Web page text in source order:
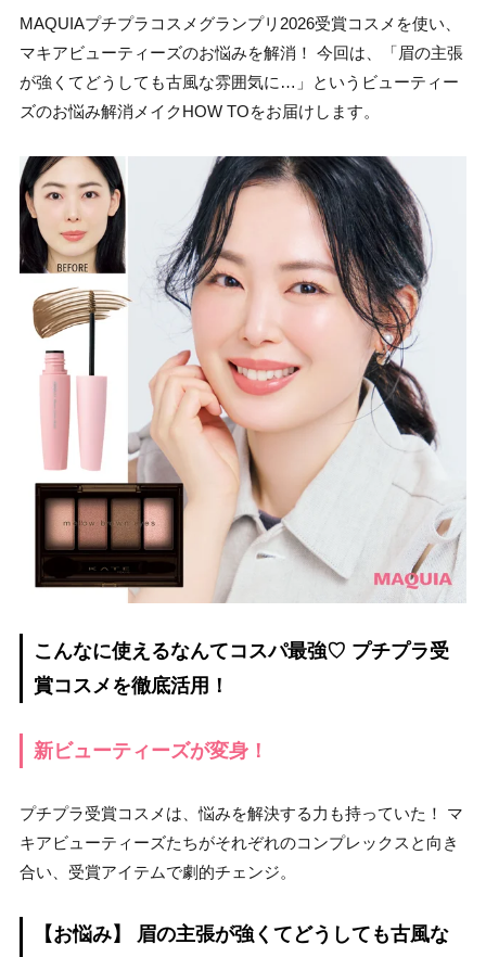
MAQUIAプチプラコスメグランプリ2026受賞コスメを使い、
マキアビューティーズのお悩みを解消！ 今回は、「眉の主張
が強くてどうしても古風な雰囲気に…」というビューティー
ズのお悩み解消メイクHOW TOをお届けします。
こんなに使えるなんてコスパ最強♡ プチプラ受
賞コスメを徹底活用！
新ビューティーズが変身！
プチプラ受賞コスメは、悩みを解決する力も持っていた！ マ
キアビューティーズたちがそれぞれのコンプレックスと向き
合い、受賞アイテムで劇的チェンジ。
【お悩み】 眉の主張が強くてどうしても古風な